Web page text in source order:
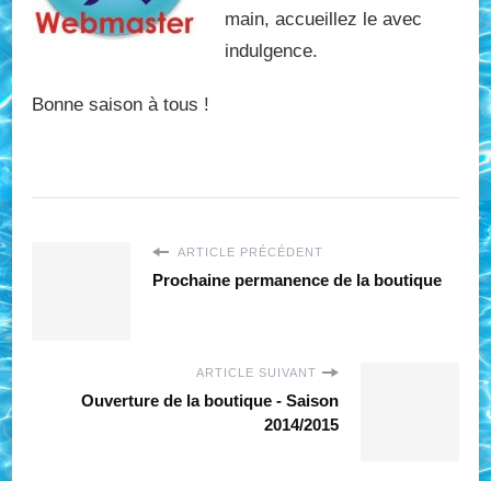
main, accueillez le avec
indulgence.
Bonne saison à tous !
ARTICLE PRÉCÉDENT
Prochaine permanence de la boutique
ARTICLE SUIVANT
Ouverture de la boutique - Saison
2014/2015